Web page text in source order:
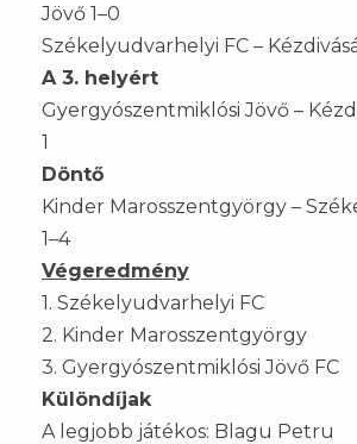
Jövő 1–0
Székelyudvarhelyi FC –
A 3. helyért
Gyergyószentmiklósi Jövő –
1
Döntő
Kinder Marosszentgyörgy –
1–4
Végeredmény
1. Székelyudvarhelyi FC
2. Kinder Marosszentgyörgy
3. Gyergyószentmiklósi Jövő FC
Különdíjak
A legjobb játékos: Blagu Petru